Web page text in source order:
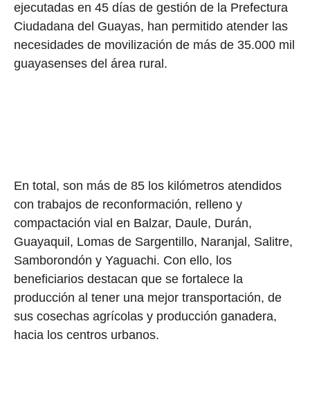
ejecutadas en 45 días de gestión de la Prefectura
Ciudadana del Guayas, han permitido atender las
necesidades de movilización de más de 35.000 mil
guayasenses del área rural.
En total, son más de 85 los kilómetros atendidos
con trabajos de reconformación, relleno y
compactación vial en Balzar, Daule, Durán,
Guayaquil, Lomas de Sargentillo, Naranjal, Salitre,
Samborondón y Yaguachi. Con ello, los
beneficiarios destacan que se fortalece la
producción al tener una mejor transportación, de
sus cosechas agrícolas y producción ganadera,
hacia los centros urbanos.